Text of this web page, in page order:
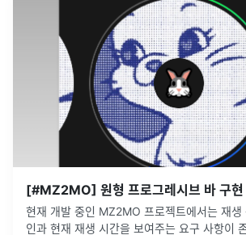
[#MZ2MO] 원형 프로그레시브 바 구현
현재 개발 중인 MZ2MO 프로젝트에서는 재생
인과 현재 재생 시간을 보여주는 요구 사항이